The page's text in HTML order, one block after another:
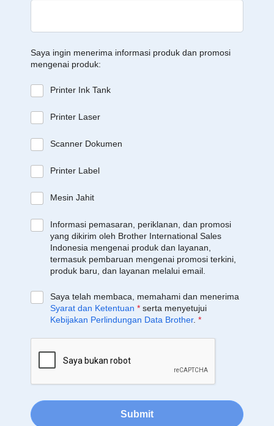
Saya ingin menerima informasi produk dan promosi
mengenai produk:
Printer Ink Tank
Printer Laser
Scanner Dokumen
Printer Label
Mesin Jahit
Informasi pemasaran, periklanan, dan promosi
yang dikirim oleh Brother International Sales
Indonesia mengenai produk dan layanan,
termasuk pembaruan mengenai promosi terkini,
produk baru, dan layanan melalui email.
Saya telah membaca, memahami dan menerima
Syarat dan Ketentuan * serta menyetujui
Kebijakan Perlindungan Data Brother. *
Submit